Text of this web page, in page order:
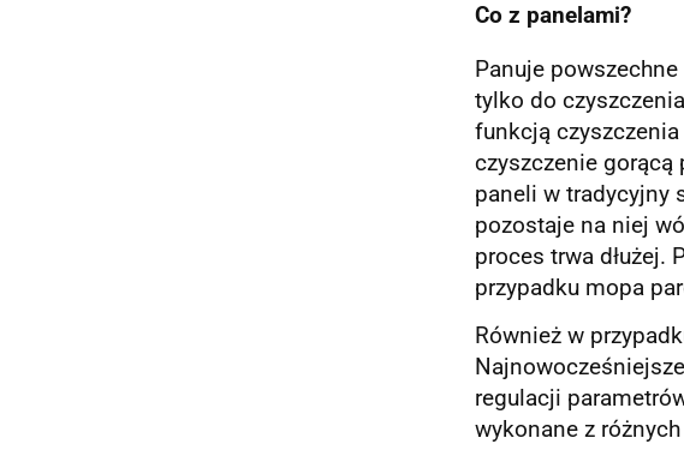
Co z panelami?
Panuje
tylko do
funkcją
czyszczenie gorącą
paneli w tradycyjny
pozostaje na niej
proces trwa dłużej.
przypadku mopa
Również w
regulacji
wykonane z